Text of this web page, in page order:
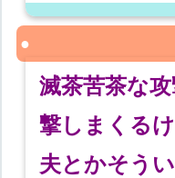
滅茶苦茶な
撃しまくる
夫とかそう